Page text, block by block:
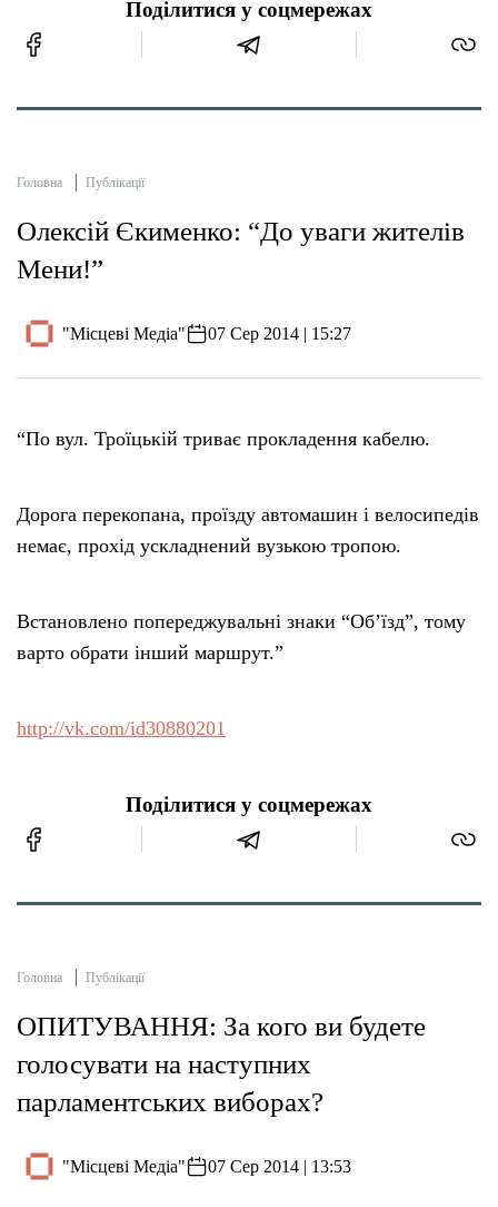
Поділитися у соцмережах
Головна Публікації
Олексій Єкименко: “До уваги жителів
Мени!”
"Місцеві Медіа" 07 Сер 2014 | 15:27
“По вул. Троїцькій триває прокладення кабелю.
Дорога перекопана, проїзду автомашин і велосипедів
немає, прохід ускладнений вузькою тропою.
Встановлено попереджувальні знаки “Об’їзд”, тому
варто обрати інший маршрут.”
http://vk.com/id30880201
Поділитися у соцмережах
Головна Публікації
ОПИТУВАННЯ: За кого ви будете
голосувати на наступних
парламентських виборах?
"Місцеві Медіа" 07 Сер 2014 | 13:53